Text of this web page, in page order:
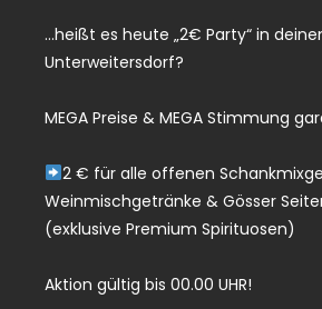
…heißt es heute „2€ Party“ in
Unterweitersdorf?
MEGA Preise & MEGA Stimmung
2 € für alle offenen
Weinmischgetränke & Gösser
(exklusive Premium Spirituosen)
Aktion gültig bis 00.00 UHR!